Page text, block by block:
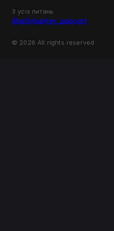
З усіх питань
@arbihunter_support
© 2026 All rights reserved